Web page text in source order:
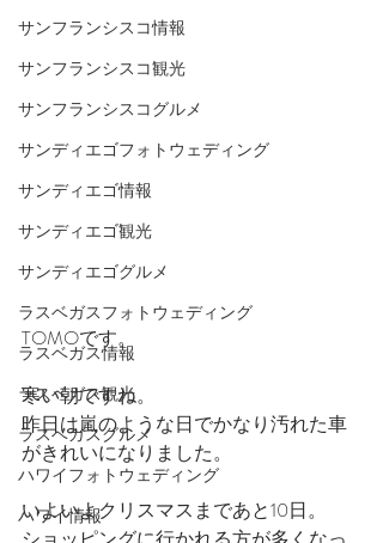
サンフランシスコ情報
サンフランシスコ観光
サンフランシスコグルメ
サンディエゴフォトウェディング
サンディエゴ情報
サンディエゴ観光
サンディエゴグルメ
ラスベガスフォトウェディング
ラスベガス情報
ラスベガス観光
ラスベガスグルメ
ハワイフォトウェディング
ハワイ情報
TOMOです。
寒い朝ですね。
昨日は嵐のような日でかなり汚れた車
がきれいになりました。
いよいよクリスマスまであと10日。